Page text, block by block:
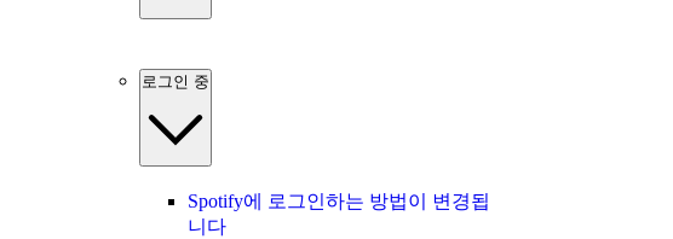
로그인 중
Spotify에 로그인하는 방법이 변경됩
니다